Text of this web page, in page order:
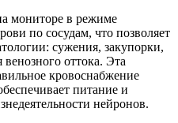
мониторе в режиме
по сосудам, что позволяет
сужения, закупорки,
оттока. Эта
кровоснабжение
питание и
нейронов.